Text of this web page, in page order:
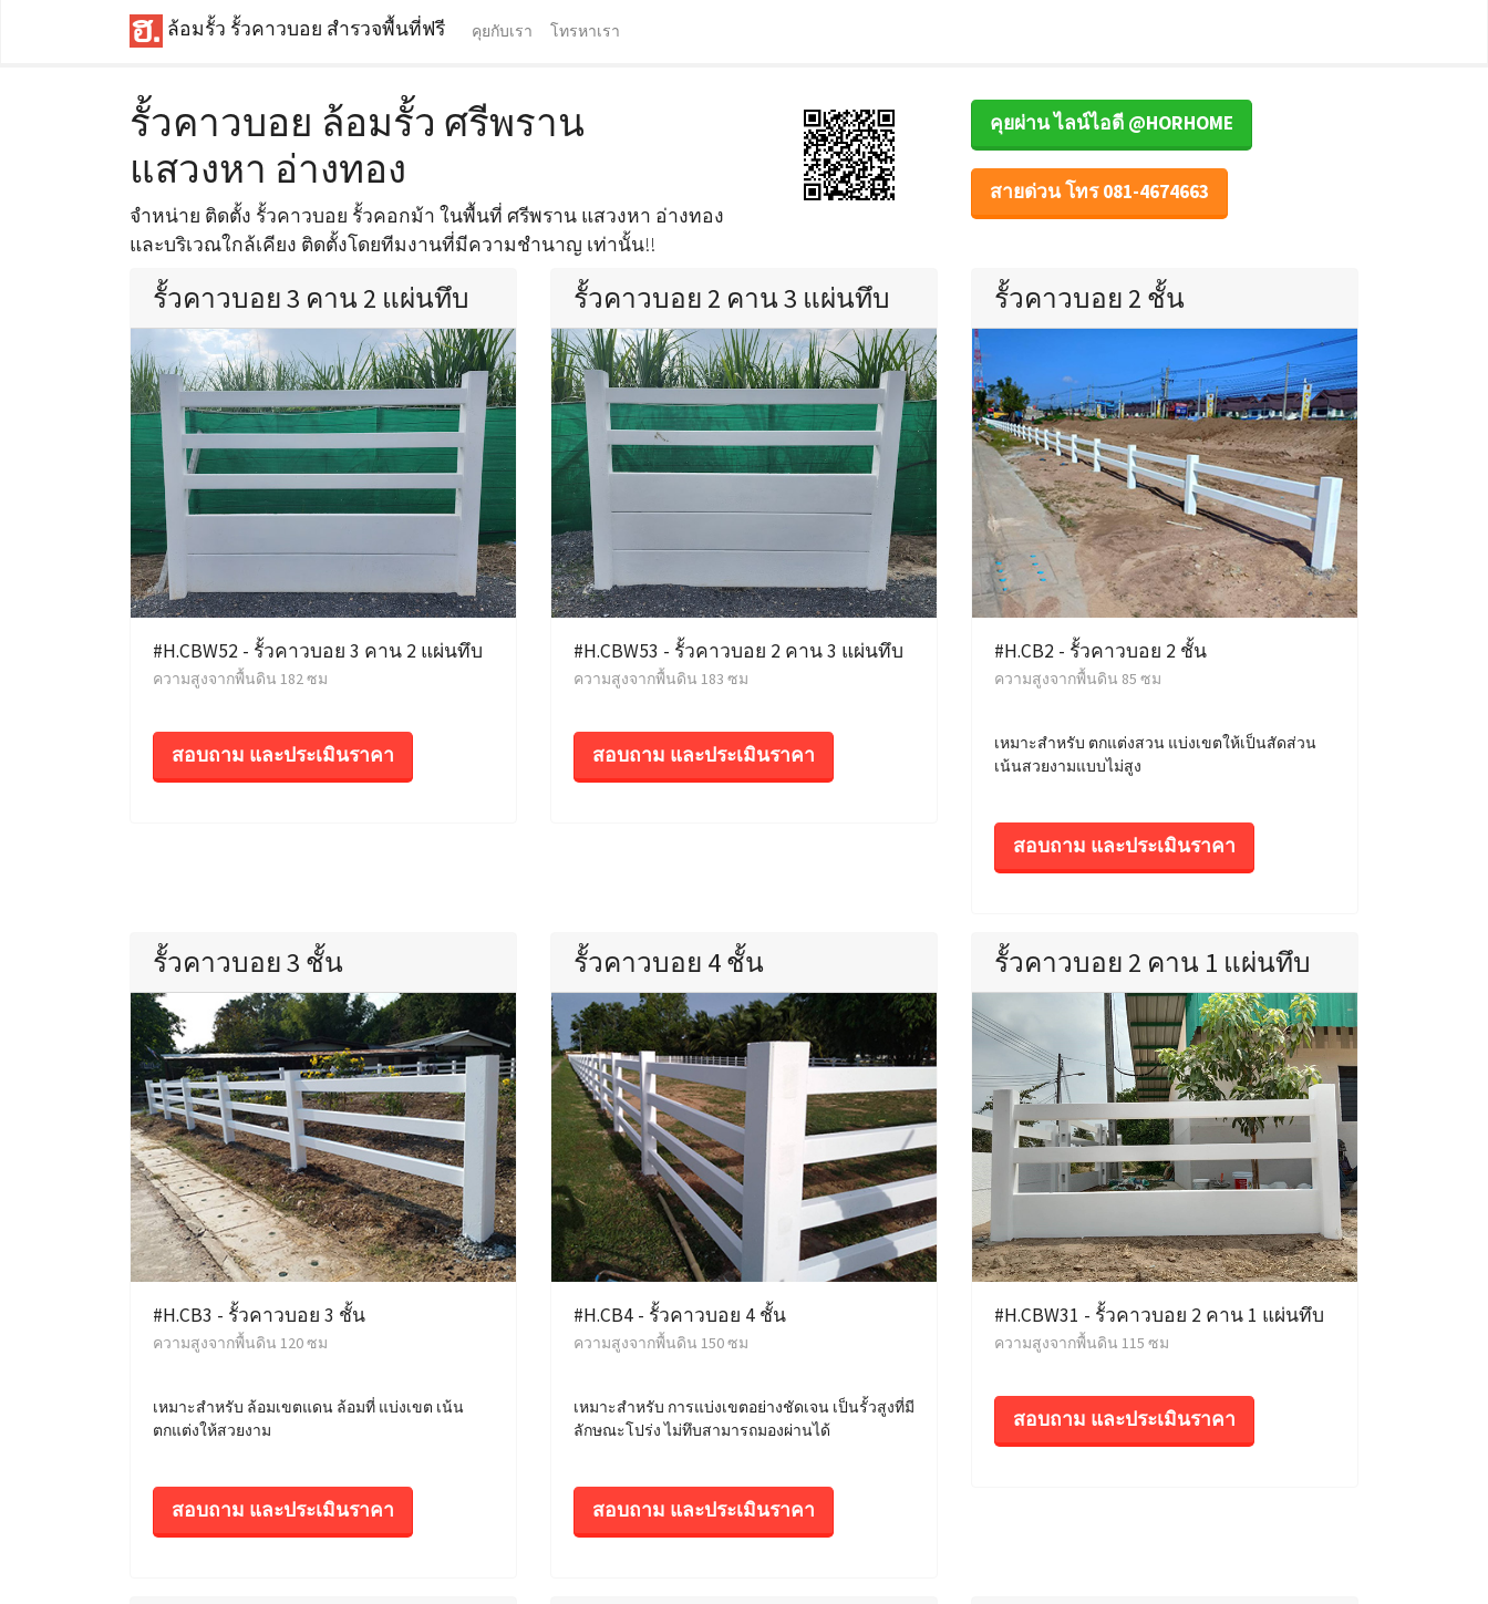
ล้อมรั้ว รั้วคาวบอย สำรวจพื้นที่ฟรี คุยกับเรา โทรหาเรา
รั้วคาวบอย ล้อมรั้ว ศรีพราน
แสวงหา อ่างทอง
จำหน่าย ติดตั้ง รั้วคาวบอย รั้วคอกม้า ในพื้นที่ ศรีพราน แสวงหา อ่างทอง
และบริเวณใกล้เคียง ติดตั้งโดยทีมงานที่มีความชำนาญ เท่านั้น!!
คุยผ่าน ไลน์ไอดี @HORHOME
สายด่วน โทร 081-4674663
รั้วคาวบอย 3 คาน 2 แผ่นทึบ
#H.CBW52 - รั้วคาวบอย 3 คาน 2 แผ่นทึบ
ความสูงจากพื้นดิน 182 ซม
สอบถาม และประเมินราคา
รั้วคาวบอย 2 คาน 3 แผ่นทึบ
#H.CBW53 - รั้วคาวบอย 2 คาน 3 แผ่นทึบ
ความสูงจากพื้นดิน 183 ซม
สอบถาม และประเมินราคา
รั้วคาวบอย 2 ชั้น
#H.CB2 - รั้วคาวบอย 2 ชั้น
ความสูงจากพื้นดิน 85 ซม
เหมาะสำหรับ ตกแต่งสวน แบ่งเขตให้เป็นสัดส่วน
เน้นสวยงามแบบไม่สูง
สอบถาม และประเมินราคา
รั้วคาวบอย 3 ชั้น
#H.CB3 - รั้วคาวบอย 3 ชั้น
ความสูงจากพื้นดิน 120 ซม
เหมาะสำหรับ ล้อมเขตแดน ล้อมที่ แบ่งเขต เน้น
ตกแต่งให้สวยงาม
สอบถาม และประเมินราคา
รั้วคาวบอย 4 ชั้น
#H.CB4 - รั้วคาวบอย 4 ชั้น
ความสูงจากพื้นดิน 150 ซม
เหมาะสำหรับ การแบ่งเขตอย่างชัดเจน เป็นรั้วสูงที่มี
ลักษณะโปร่ง ไม่ทึบสามารถมองผ่านได้
สอบถาม และประเมินราคา
รั้วคาวบอย 2 คาน 1 แผ่นทึบ
#H.CBW31 - รั้วคาวบอย 2 คาน 1 แผ่นทึบ
ความสูงจากพื้นดิน 115 ซม
สอบถาม และประเมินราคา